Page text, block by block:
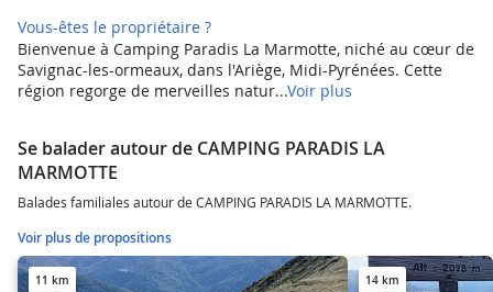
Vous-êtes le propriétaire ?
Bienvenue à Camping Paradis La Marmotte, niché au cœur de
Savignac-les-ormeaux, dans l'Ariège, Midi-Pyrénées. Cette
région regorge de merveilles natur...Voir plus
Se balader autour de CAMPING PARADIS LA
MARMOTTE
Balades familiales autour de CAMPING PARADIS LA MARMOTTE.
Voir plus de propositions
11 km 14 km